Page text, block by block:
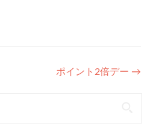
ポイント2倍デー →